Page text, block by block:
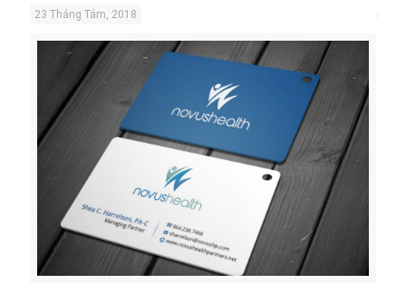
23 Tháng Tám, 2018